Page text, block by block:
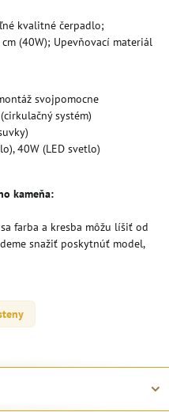
kvalitné čerpadlo;
(40W); Upevňovací materiál
svojpomocne
systém)
40W (LED svetlo)
kameňa:
farba a kresba môžu líšiť od
snažiť poskytnúť model,